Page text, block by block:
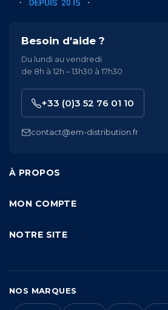
À PROPOS
MON COMPTE
NOTRE SITE
Besoin d'aide ?
Du lundi au vendredi
de 8h à 12h – 13h30 à 17h30
+33 (0)3 52 76 01 10
contact@em-distribution.fr
NOS MARQUES